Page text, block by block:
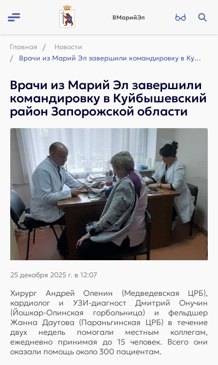
ВМарийЭл
Главная
Новости
Врачи из Марий Эл завершили командировку в Куйбышевский район Запорожской област...
Врачи из Марий Эл завершили
командировку в Куйбышевский
район Запорожской области
25 декабря 2025 г. в 12:07
Хирург Андрей Оленин (Медведевская ЦРБ),
кардиолог и УЗИ-диагност Дмитрий Онучин
(Йошкар-Олинская горбольница) и фельдшер
Жанна Даутова (Параньгинская ЦРБ) в течение
двух недель помогали местным коллегам,
ежедневно принимая до 15 человек. Всего они
оказали помощь около 300 пациентам.